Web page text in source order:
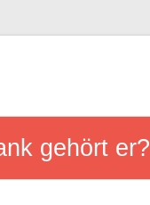
gehört er?